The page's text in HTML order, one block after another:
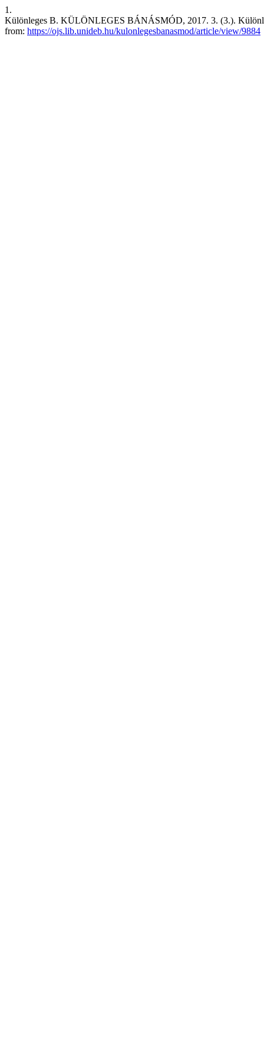
1.
Különleges B. KÜLÖNLEGES BÁNÁSMÓD, 2017. 3. (3.).
from: https://ojs.lib.unideb.hu/kulonlegesbanasmod/article/view/9884